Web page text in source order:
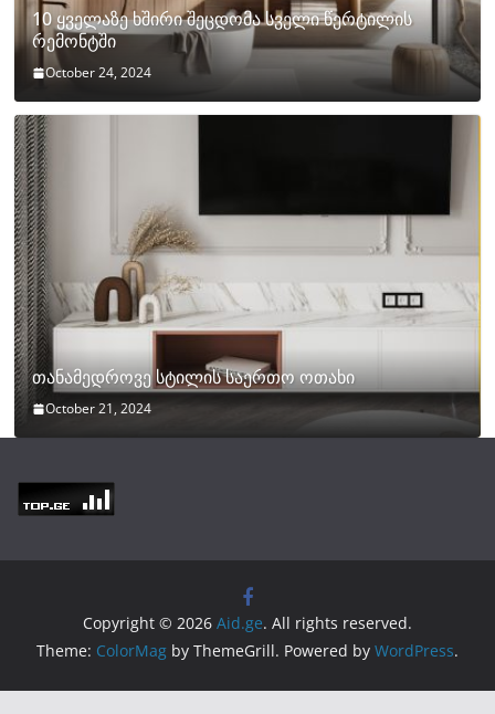
10 ყველაზე ხშირი შეცდომა სველი წერტილის
რემონტში
October 24, 2024
თანამედროვე სტილის საერთო ოთახი
October 21, 2024
Copyright © 2026 Aid.ge. All rights reserved.
Theme: ColorMag by ThemeGrill. Powered by WordPress.